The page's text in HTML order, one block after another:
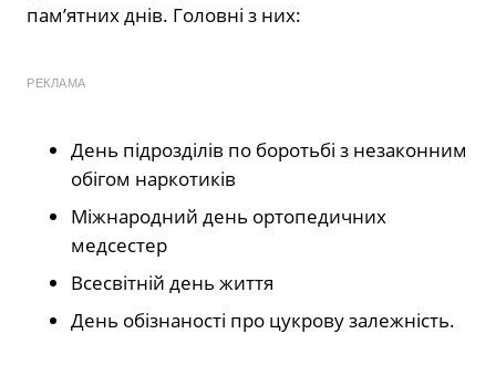
пам’ятних днів. Головні з них:
РЕКЛАМА
День підрозділів по боротьбі з незаконним
обігом наркотиків
Міжнародний день ортопедичних
медсестер
Всесвітній день життя
День обізнаності про цукрову залежність.